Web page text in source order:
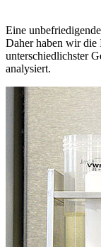
Eine
Daher haben wir die
unterschiedlichster
analysiert.